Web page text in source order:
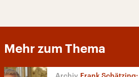
Mehr zum Thema
Frank Schätzing: „Was,